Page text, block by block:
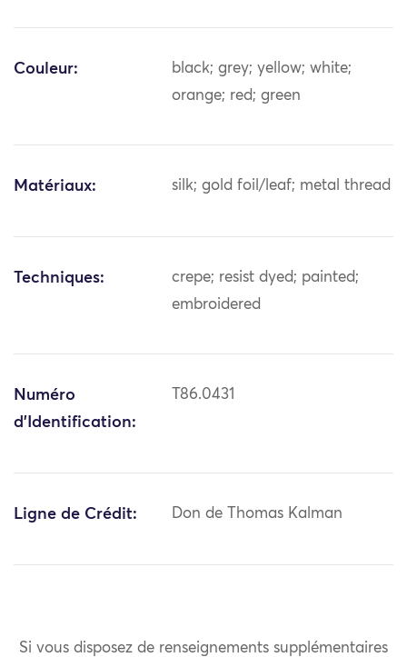
Couleur:
black; grey; yellow; white;
orange; red; green
Matériaux: silk; gold foil/leaf; metal thread
Techniques:
crepe; resist dyed; painted;
embroidered
Numéro
d'Identification:
T86.0431
Ligne de Crédit: Don de Thomas Kalman
Si vous disposez de renseignements supplémentaires